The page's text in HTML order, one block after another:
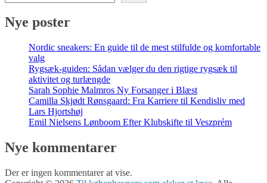
Nye poster
Nordic sneakers: En guide til de mest stilfulde og komfortable
valg
Rygsæk-guiden: Sådan vælger du den rigtige rygsæk til
aktivitet og turlængde
Sarah Sophie Malmros Ny Forsanger i Blæst
Camilla Skjødt Rønsgaard: Fra Karriere til Kendisliv med
Lars Hjortshøj
Emil Nielsens Lønboom Efter Klubskifte til Veszprém
Nye kommentarer
Der er ingen kommentarer at vise.